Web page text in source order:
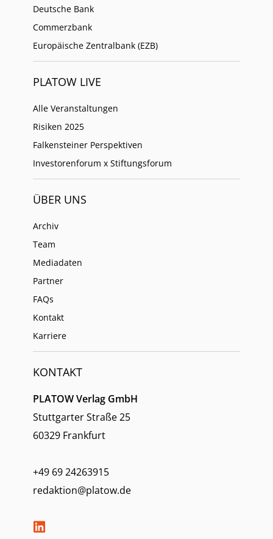
Deutsche Bank
Commerzbank
Europäische Zentralbank (EZB)
PLATOW LIVE
Alle Veranstaltungen
Risiken 2025
Falkensteiner Perspektiven
Investorenforum x Stiftungsforum
ÜBER UNS
Archiv
Team
Mediadaten
Partner
FAQs
Kontakt
Karriere
KONTAKT
PLATOW Verlag GmbH
Stuttgarter Straße 25
60329 Frankfurt
+49 69 24263915
redaktion@platow.de